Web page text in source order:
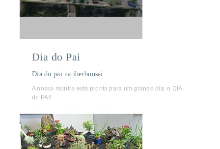
Dia do Pai
Dia do pai na iberbonsai
A nossa montra está pronta para um grande dia: o DIA
do PAI!